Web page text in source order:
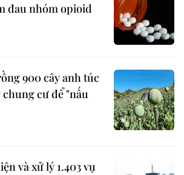
đau nhóm opioid
900 cây anh túc
cư để "nấu
và xử lý 1.403 vụ